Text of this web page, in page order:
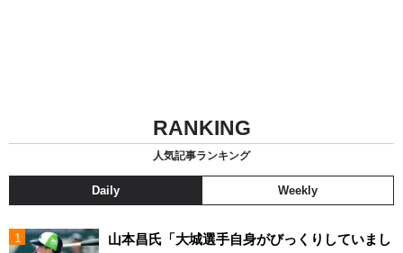
RANKING
人気記事ランキング
Daily Weekly
山本昌氏「大城選手自身がびっくりしていまし